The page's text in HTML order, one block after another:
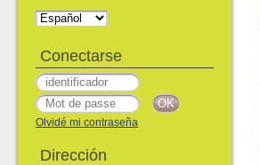
Conectarse
Olvidé mi contraseña
Dirección